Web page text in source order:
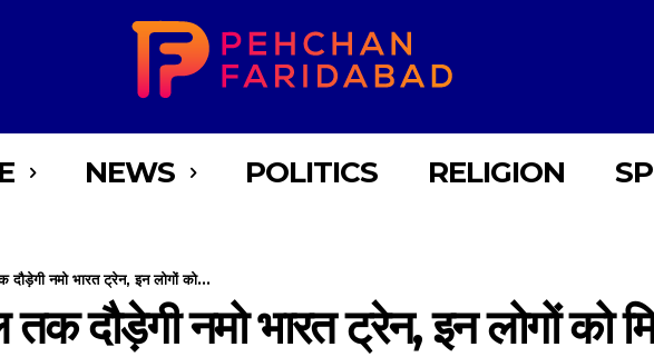
NEWS POLITICS RELIGION
दौड़ेगी नमो भारत ट्रेन, इन लोगों को...
तक दौड़ेगी नमो भारत ट्रेन, इन लोगों को